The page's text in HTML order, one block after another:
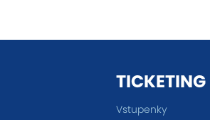
TICKETING
Vstupenky